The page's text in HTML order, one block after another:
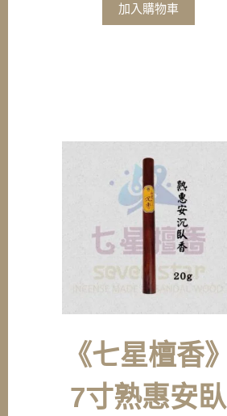
加入購物車
《七星檀香》
7寸熟惠安臥